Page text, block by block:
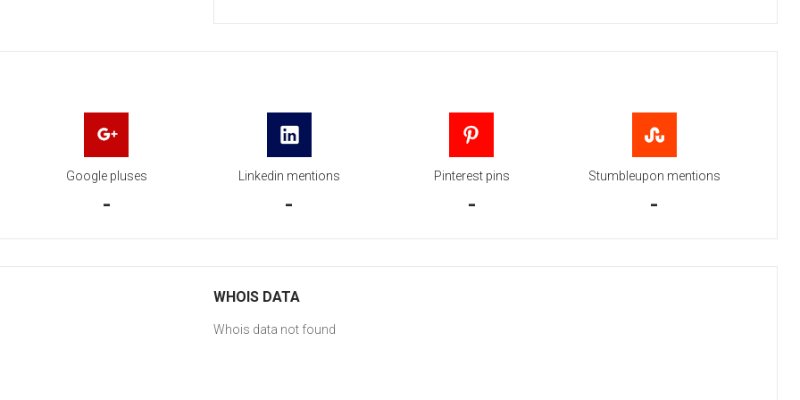
Google pluses
-
Linkedin mentions
-
Pinterest pins
-
Stumbleupon mentions
-
WHOIS DATA
Whois data not found